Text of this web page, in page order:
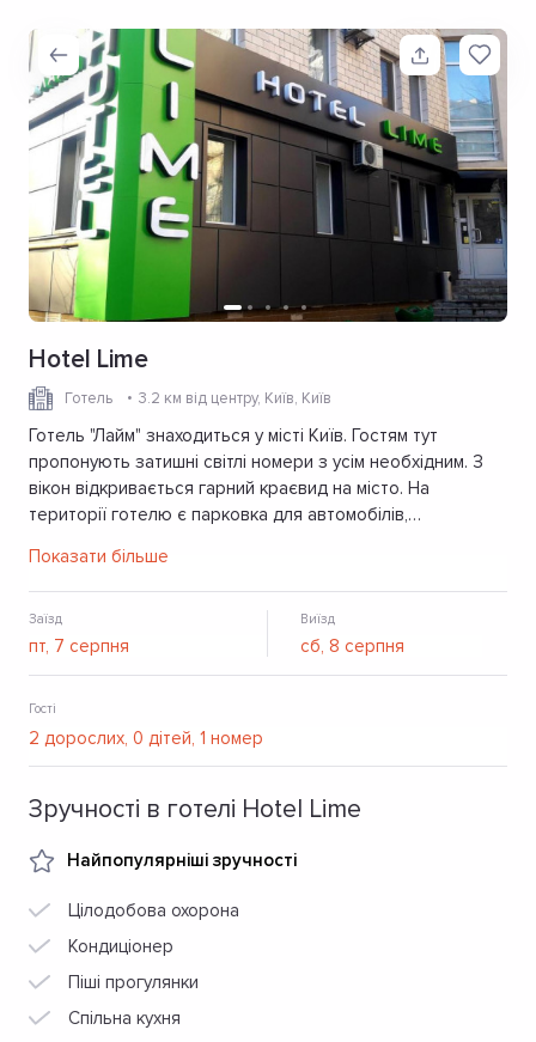
Hotel Lime
Готель 3.2 км від центру, Київ, Київ
Готель "Лайм" знаходиться у місті Київ. Гостям тут
пропонують затишні світлі номери з усім необхідним. З
вікон відкривається гарний краєвид на місто. На
території готелю є парковка для автомобілів,
ресторани зі смачною кухнею, а також - магазини.
Показати більше
Заїзд Виїзд
Гості
Зручності в готелі Hotel Lime
Найпопулярніші зручності
Цілодобова охорона
Кондиціонер
Піші прогулянки
Спільна кухня